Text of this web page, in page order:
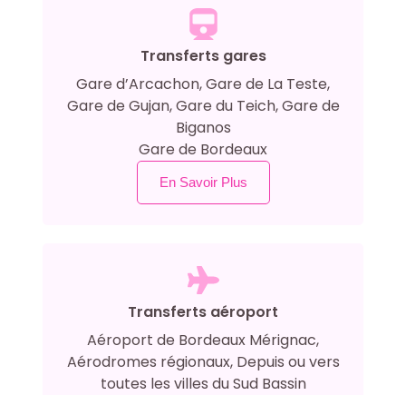
Transferts gares
Gare d’Arcachon, Gare de La Teste,
Gare de Gujan, Gare du Teich, Gare de
Biganos
Gare de Bordeaux
En Savoir Plus
Transferts aéroport
Aéroport de Bordeaux Mérignac,
Aérodromes régionaux, Depuis ou vers
toutes les villes du Sud Bassin